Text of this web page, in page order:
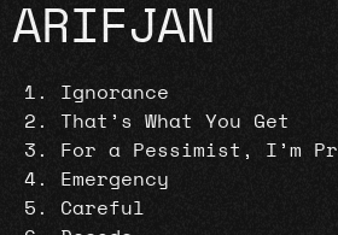
ARIFJAN
Ignorance
That’s What You Get
For a Pessimist, I’m
Emergency
Careful